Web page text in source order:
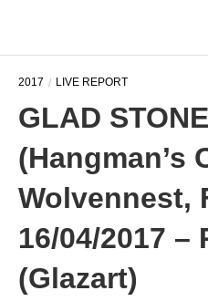
2017 LIVE REPORT
GLAD
(Hangman’s
Wolvennest,
16/04/2017 –
(Glazart)